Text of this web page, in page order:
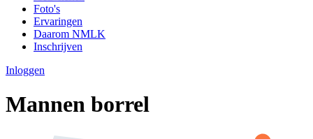
Foto's
Ervaringen
Daarom NMLK
Inschrijven
Inloggen
Mannen borrel